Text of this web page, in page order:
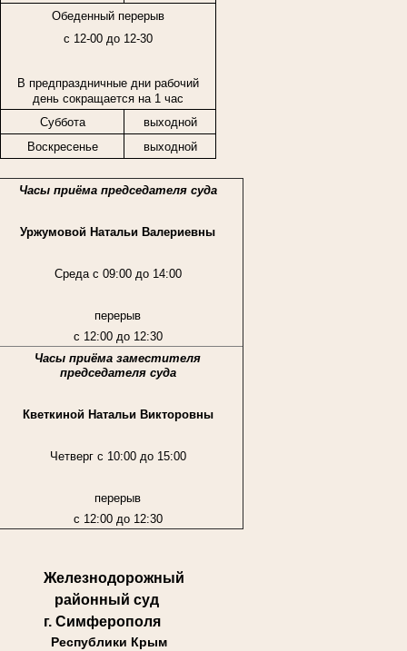
Обеденный перерыв
с 12-00 до 12-30
В предпраздничные дни рабочий
день сокращается на 1 час
Суббота
выходной
Воскресенье
выходной
Часы приёма председателя суда
Уржумовой Натальи Валериевны
Среда с 09:00 до 14:00
перерыв
с 12:00 до 12:30
Часы приёма заместителя
председателя суда
Кветкиной Натальи Викторовны
Четверг с 10:00 до 15:00
перерыв
с 12:00 до 12:30
Железнодорожный
районный суд
г. Симферополя
Республики Крым